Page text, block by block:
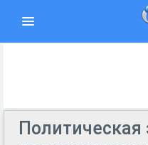
Политическая